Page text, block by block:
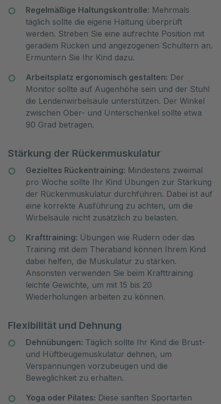
Regelmäßige Haltungskontrolle: Mehrmals
täglich sollte die eigene Haltung überprüft
werden. Streben Sie eine aufrechte Position mit
geradem Rücken und angezogenen Schultern an.
Ermuntern Sie Ihr Kind dazu.
Arbeitsplatz ergonomisch gestalten: Der
Monitor sollte auf Augenhöhe sein und der Stuhl
die Lendenwirbelsäule unterstützen. Der Winkel
zwischen Ober- und Unterschenkel sollte etwa
90 Grad betragen.
Stärkung der Rückenmuskulatur
Gezieltes Rückentraining: Mindestens zweimal
pro Woche sollte Ihr Kind Übungen zur Stärkung
der Rückenmuskulatur durchführen. Dabei ist auf
eine korrekte Ausführung zu achten, um die
Wirbelsäule nicht zusätzlich zu belasten.
Krafttraining: Übungen wie Rudern oder das
Training mit dem Theraband können Ihrem Kind
dabei helfen, die Muskulatur zu stärken.
Ansonsten verwenden Sie beim Krafttraining
leichte Gewichte, um mit 15 bis 20
Wiederholungen arbeiten zu können.
Flexibilität und Dehnung
Dehnübungen: Täglich sollte Ihr Kind die Brust-
und Hüftbeugemuskulatur dehnen, um
Verspannungen vorzubeugen und die
Beweglichkeit zu erhalten.
Yoga oder Pilates: Diese sanften Sportarten